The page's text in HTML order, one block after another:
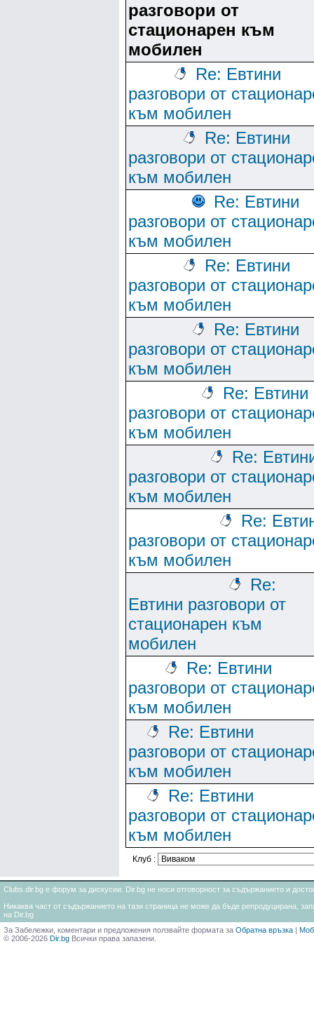
разговори от
стационарен към
мобилен
Re: Евтини
разговори от
към мобилен
Re: Евтини
разговори от
към мобилен
Re: Евтини
разговори от
към мобилен
Re: Евтини
разговори от
към мобилен
Re: Евтини
разговори от
към мобилен
Re: Евтини
разговори от
към мобилен
Re:
разговори от
към мобилен
Re:
разговори от
към мобилен
Re:
Евтини разговори от
стационарен към
мобилен
Re: Евтини
разговори от
към мобилен
Re: Евтини
разговори от
към мобилен
Re: Евтини
разговори от
към мобилен
Клуб :
Clubs.dir.bg е форум за дискусии. Dir.bg не носи отговорност за съдържанието и
Никаква част от съдържанието на тази страница не може да бъде репродуцирана,
на Dir.bg
За Забележки, коментари и предложения ползвайте формата за Обратна връзка |
© 2006-2026 Dir.bg Всички права запазени.